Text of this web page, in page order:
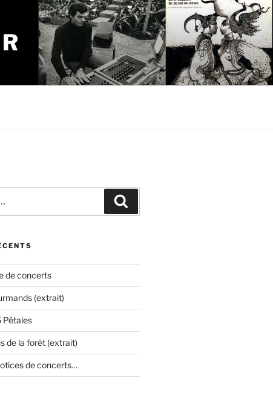
de concerts
(extrait)
Pétales
de la forêt (extrait)
de concerts…